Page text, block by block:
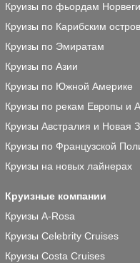
Круизы по фьордам
Круизы по Карибским
Круизы по Эмиратам
Круизы по Азии
Круизы по Южной Америке
Круизы по рекам Европы и
Круизы Австралия и Новая
Круизы по Французской
Круизы на новых лайнерах
Круизные компании
Круизы A-Rosa
Круизы Celebrity Cruises
Круизы Costa Cruises